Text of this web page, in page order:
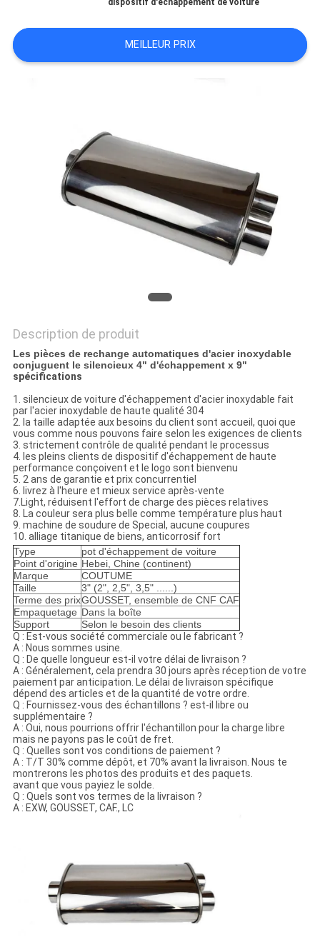
LES
dispositif d'échappement de voiture
MEILLEUR PRIX
Description de produit
Les pièces de rechange automatiques d'acier inoxydable
conjuguent le silencieux 4" d'échappement x 9"
spécifications
1. silencieux de voiture d'échappement d'acier inoxydable fait
par l'acier inoxydable de haute qualité 304
2. la taille adaptée aux besoins du client sont accueil, quoi que
vous comme nous pouvons faire selon les exigences de clients
3. strictement contrôle de qualité pendant le processus
4. les pleins clients de dispositif d'échappement de haute
performance conçoivent et le logo sont bienvenu
5. 2 ans de garantie et prix concurrentiel
6. livrez à l'heure et mieux service après-vente
7.Light, réduisent l'effort de charge des pièces relatives
8. La couleur sera plus belle comme température plus haut
9. machine de soudure de Special, aucune coupures
10. alliage titanique de biens, anticorrosif fort
Type
pot d'échappement de voiture
Point d'origine Hebei, Chine (continent)
Marque
COUTUME
Taille
3" (2", 2,5", 3,5" ......)
Terme des prixGOUSSET, ensemble de CNF CAF
Empaquetage Dans la boîte
Support
Selon le besoin des clients
Q : Est-vous société commerciale ou le fabricant ?
A : Nous sommes usine.
Q : De quelle longueur est-il votre délai de livraison ?
A : Généralement, cela prendra 30 jours après réception de votre
paiement par anticipation. Le délai de livraison spécifique
dépend des articles et de la quantité de votre ordre.
Q : Fournissez-vous des échantillons ? est-il libre ou
supplémentaire ?
A : Oui, nous pourrions offrir l'échantillon pour la charge libre
mais ne payons pas le coût de fret.
Q : Quelles sont vos conditions de paiement ?
A : T/T 30% comme dépôt, et 70% avant la livraison. Nous te
montrerons les photos des produits et des paquets.
avant que vous payiez le solde.
Q : Quels sont vos termes de la livraison ?
A : EXW, GOUSSET, CAF., LC